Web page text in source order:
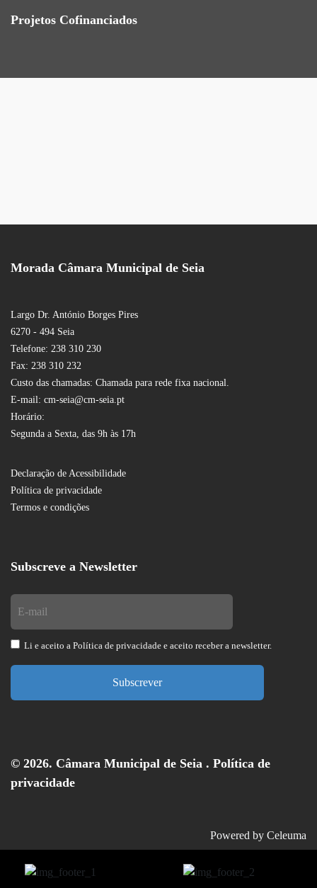
Projetos Cofinanciados
Morada Câmara Municipal de Seia
Largo Dr. António Borges Pires
6270 - 494 Seia
Telefone: 238 310 230
Fax: 238 310 232
Custo das chamadas: Chamada para rede fixa nacional.
E-mail: cm-seia@cm-seia.pt
Horário:
Segunda a Sexta, das 9h às 17h
Declaração de Acessibilidade
Política de privacidade
Termos e condições
Subscreve a Newsletter
Li e aceito a Política de privacidade e aceito receber a newsletter.
Subscrever
© 2026. Câmara Municipal de Seia . Política de
privacidade
Powered by Celeuma